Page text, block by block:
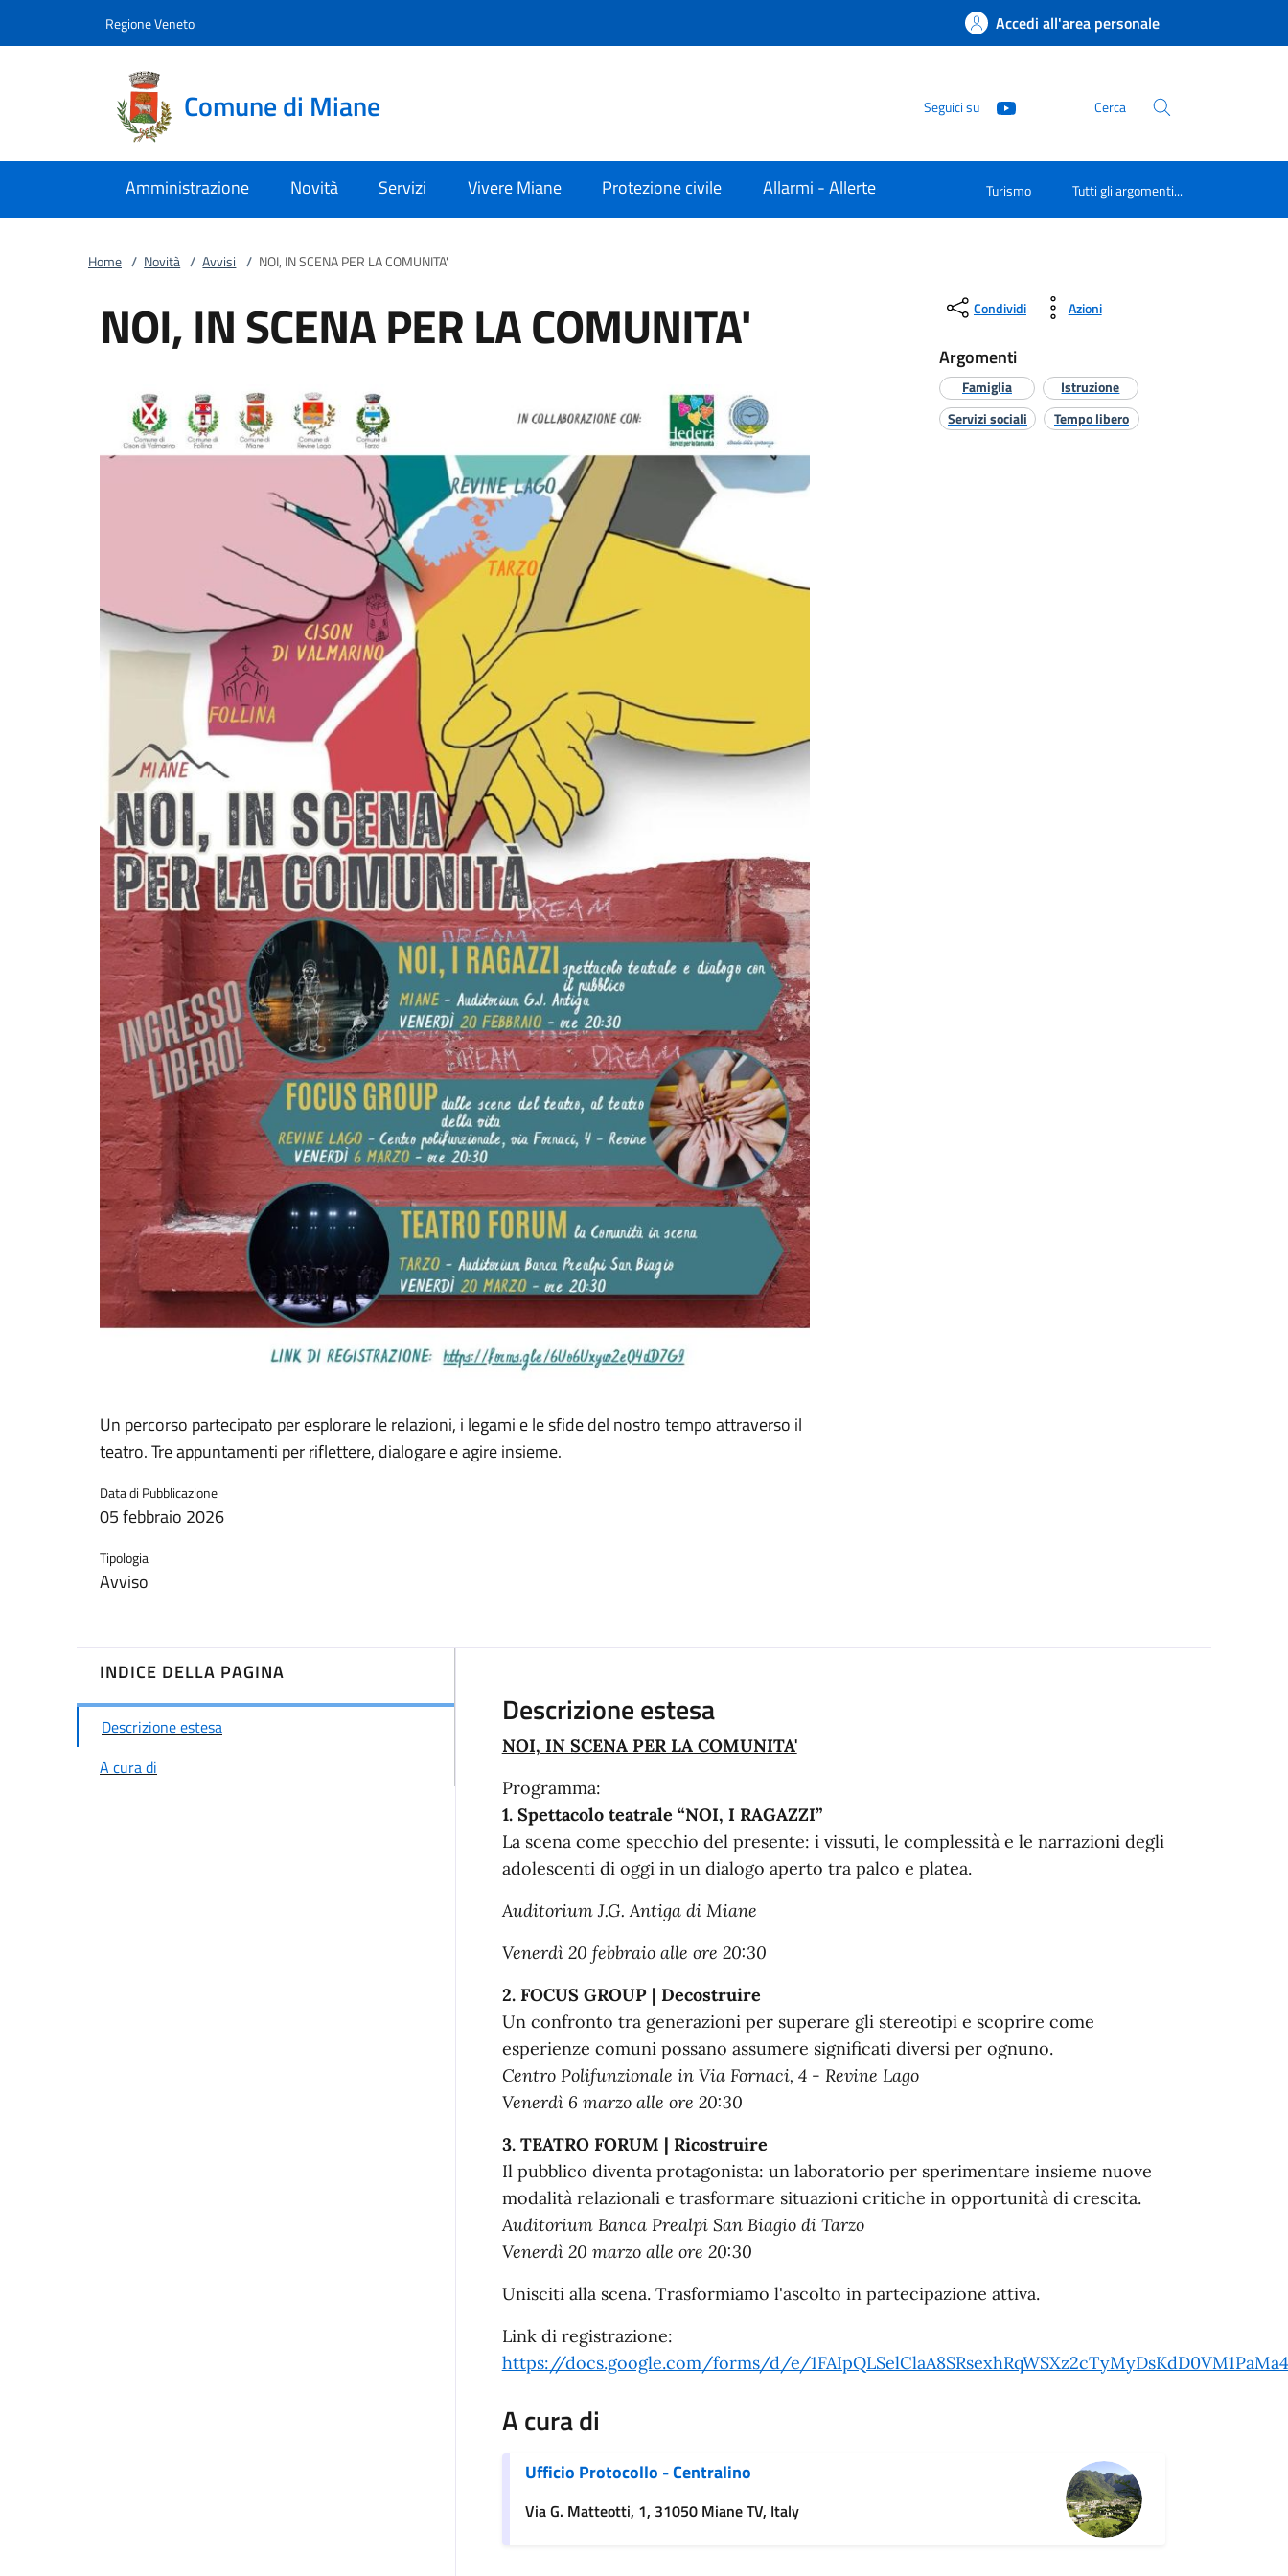
Regione Veneto Accedi all'area personale
Comune di Miane Seguici su Cerca
Amministrazione Novità Servizi Vivere Miane Protezione civile Allarmi - Allerte Turismo Tutti gli argomenti...
Home / Novità / Avvisi / NOI, IN SCENA PER LA COMUNITA'
NOI, IN SCENA PER LA COMUNITA'
Un percorso partecipato per esplorare le relazioni, i legami e le sfide del nostro tempo attraverso il
teatro. Tre appuntamenti per riflettere, dialogare e agire insieme.
Data di Pubblicazione
05 febbraio 2026
Tipologia
Avviso
Condividi Azioni
Argomenti
Famiglia
Istruzione
Servizi sociali
Tempo libero
INDICE DELLA PAGINA
Descrizione estesa
A cura di
Descrizione estesa
NOI, IN SCENA PER LA COMUNITA'
​Programma:
​1. Spettacolo teatrale “NOI, I RAGAZZI”
La scena come specchio del presente: i vissuti, le complessità e le narrazioni degli
adolescenti di oggi in un dialogo aperto tra palco e platea.
​Auditorium J.G. Antiga di Miane
Venerdì 20 febbraio alle ore 20:30
​2. FOCUS GROUP | Decostruire
Un confronto tra generazioni per superare gli stereotipi e scoprire come
esperienze comuni possano assumere significati diversi per ognuno.
​Centro Polifunzionale in Via Fornaci, 4 - Revine Lago
Venerdì 6 marzo alle ore 20:30
​3. TEATRO FORUM | Ricostruire
Il pubblico diventa protagonista: un laboratorio per sperimentare insieme nuove
modalità relazionali e trasformare situazioni critiche in opportunità di crescita.
​Auditorium Banca Prealpi San Biagio di Tarzo
Venerdì 20 marzo alle ore 20:30
​Unisciti alla scena. Trasformiamo l'ascolto in partecipazione attiva.
Link di registrazione:
https://docs.google.com/forms/d/e/
A cura di
Ufficio Protocollo - Centralino
Via G. Matteotti, 1, 31050 Miane TV, Italy